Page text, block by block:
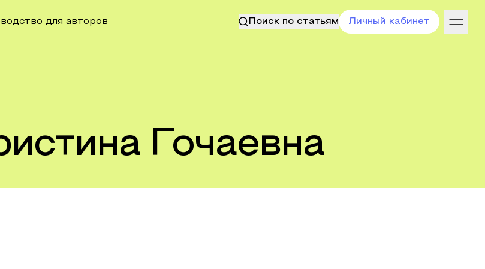
для авторов Поиск по статьям Личный кабинет
Гочаевна